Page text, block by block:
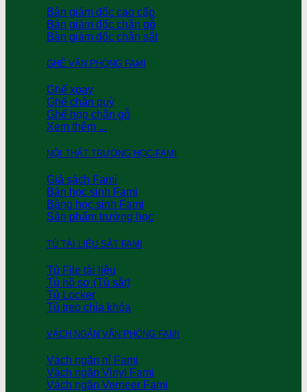
Bàn giám đốc cao cấp
Bàn giám đốc chân gỗ
Bàn giám đốc chân sắt
GHẾ VĂN PHÒNG FAMI
Ghế xoay
Ghế chân quỳ
Ghế họp chân gỗ
Xem thêm ...
NỘI THẤT TRƯỜNG HỌC-FAMI
Giá sách Fami
Bàn học sinh Fami
Bảng học sinh Fami
Sản phẩm trường học
TỦ TÀI LIỆU SẮT FAMI
Tủ File tài liệu
Tủ hồ sơ (Tủ sắt)
Tủ Locker
Tủ treo chìa khóa
VÁCH NGĂN VĂN PHÒNG FAMI
Vách ngăn nỉ Fami
Vách ngăn Vinyl Fami
Vách ngăn Verneer Fami